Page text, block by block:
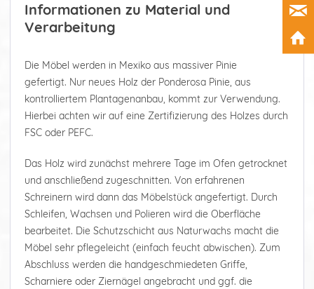
Informationen zu Material und
Verarbeitung
Die Möbel werden in Mexiko aus massiver Pinie
gefertigt. Nur neues Holz der Ponderosa Pinie, aus
kontrolliertem Plantagenanbau, kommt zur Verwendung.
Hierbei achten wir auf eine Zertifizierung des Holzes durch
FSC oder PEFC.
Das Holz wird zunächst mehrere Tage im Ofen getrocknet
und anschließend zugeschnitten. Von erfahrenen
Schreinern wird dann das Möbelstück angefertigt. Durch
Schleifen, Wachsen und Polieren wird die Oberfläche
bearbeitet. Die Schutzschicht aus Naturwachs macht die
Möbel sehr pflegeleicht (einfach feucht abwischen). Zum
Abschluss werden die handgeschmiedeten Griffe,
Scharniere oder Ziernägel angebracht und ggf. die